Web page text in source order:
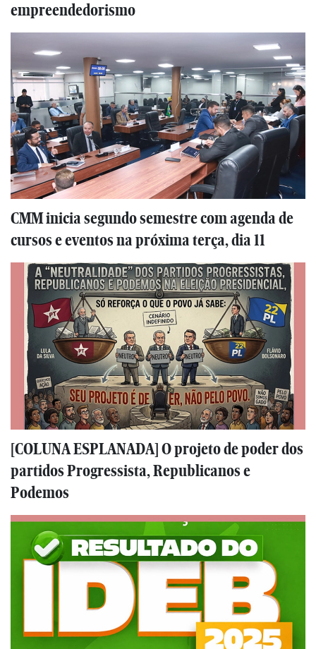
empreendedorismo
CMM inicia segundo semestre com agenda de
cursos e eventos na próxima terça, dia 11
[COLUNA ESPLANADA] O projeto de poder dos
partidos Progressista, Republicanos e
Podemos